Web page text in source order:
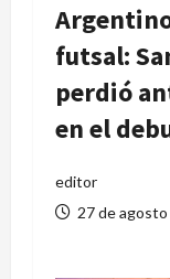
futsal:
perdió
en el
editor
27 de